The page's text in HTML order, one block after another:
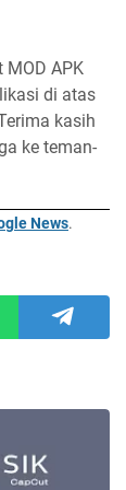
APK
di atas
kasih
ke teman-
News.